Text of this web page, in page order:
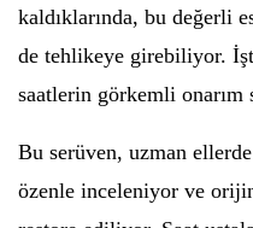
kaldıklarında, bu değerli
de tehlikeye girebiliyor.
saatlerin görkemli onarım
Bu serüven, uzman
özenle inceleniyor ve